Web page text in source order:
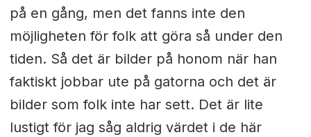
på en gång, men det fanns inte den
möjligheten för folk att göra så under den
tiden. Så det är bilder på honom när han
faktiskt jobbar ute på gatorna och det är
bilder som folk inte har sett. Det är lite
lustigt för jag såg aldrig värdet i de här